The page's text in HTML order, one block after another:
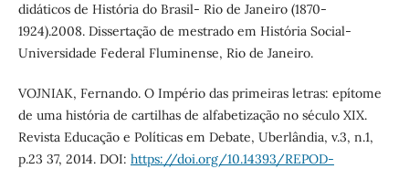
didáticos de História do Brasil- Rio de Janeiro (1870-
1924).2008. Dissertação de mestrado em História Social-
Universidade Federal Fluminense, Rio de Janeiro.
VOJNIAK, Fernando. O Império das primeiras letras: epítome
de uma história de cartilhas de alfabetização no século XIX.
Revista Educação e Políticas em Debate, Uberlândia, v.3, n.1,
p.23 37, 2014. DOI: https://doi.org/10.14393/REPOD-